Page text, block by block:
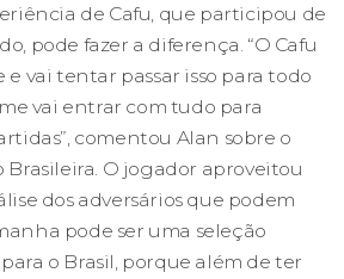
de Cafu, que participou de
pode fazer a diferença. “O Cafu
vai tentar passar isso para todo
vai entrar com tudo para
comentou Alan sobre o
Brasileira. O jogador aproveitou
dos adversários que podem
pode ser uma seleção
o Brasil, porque além de ter